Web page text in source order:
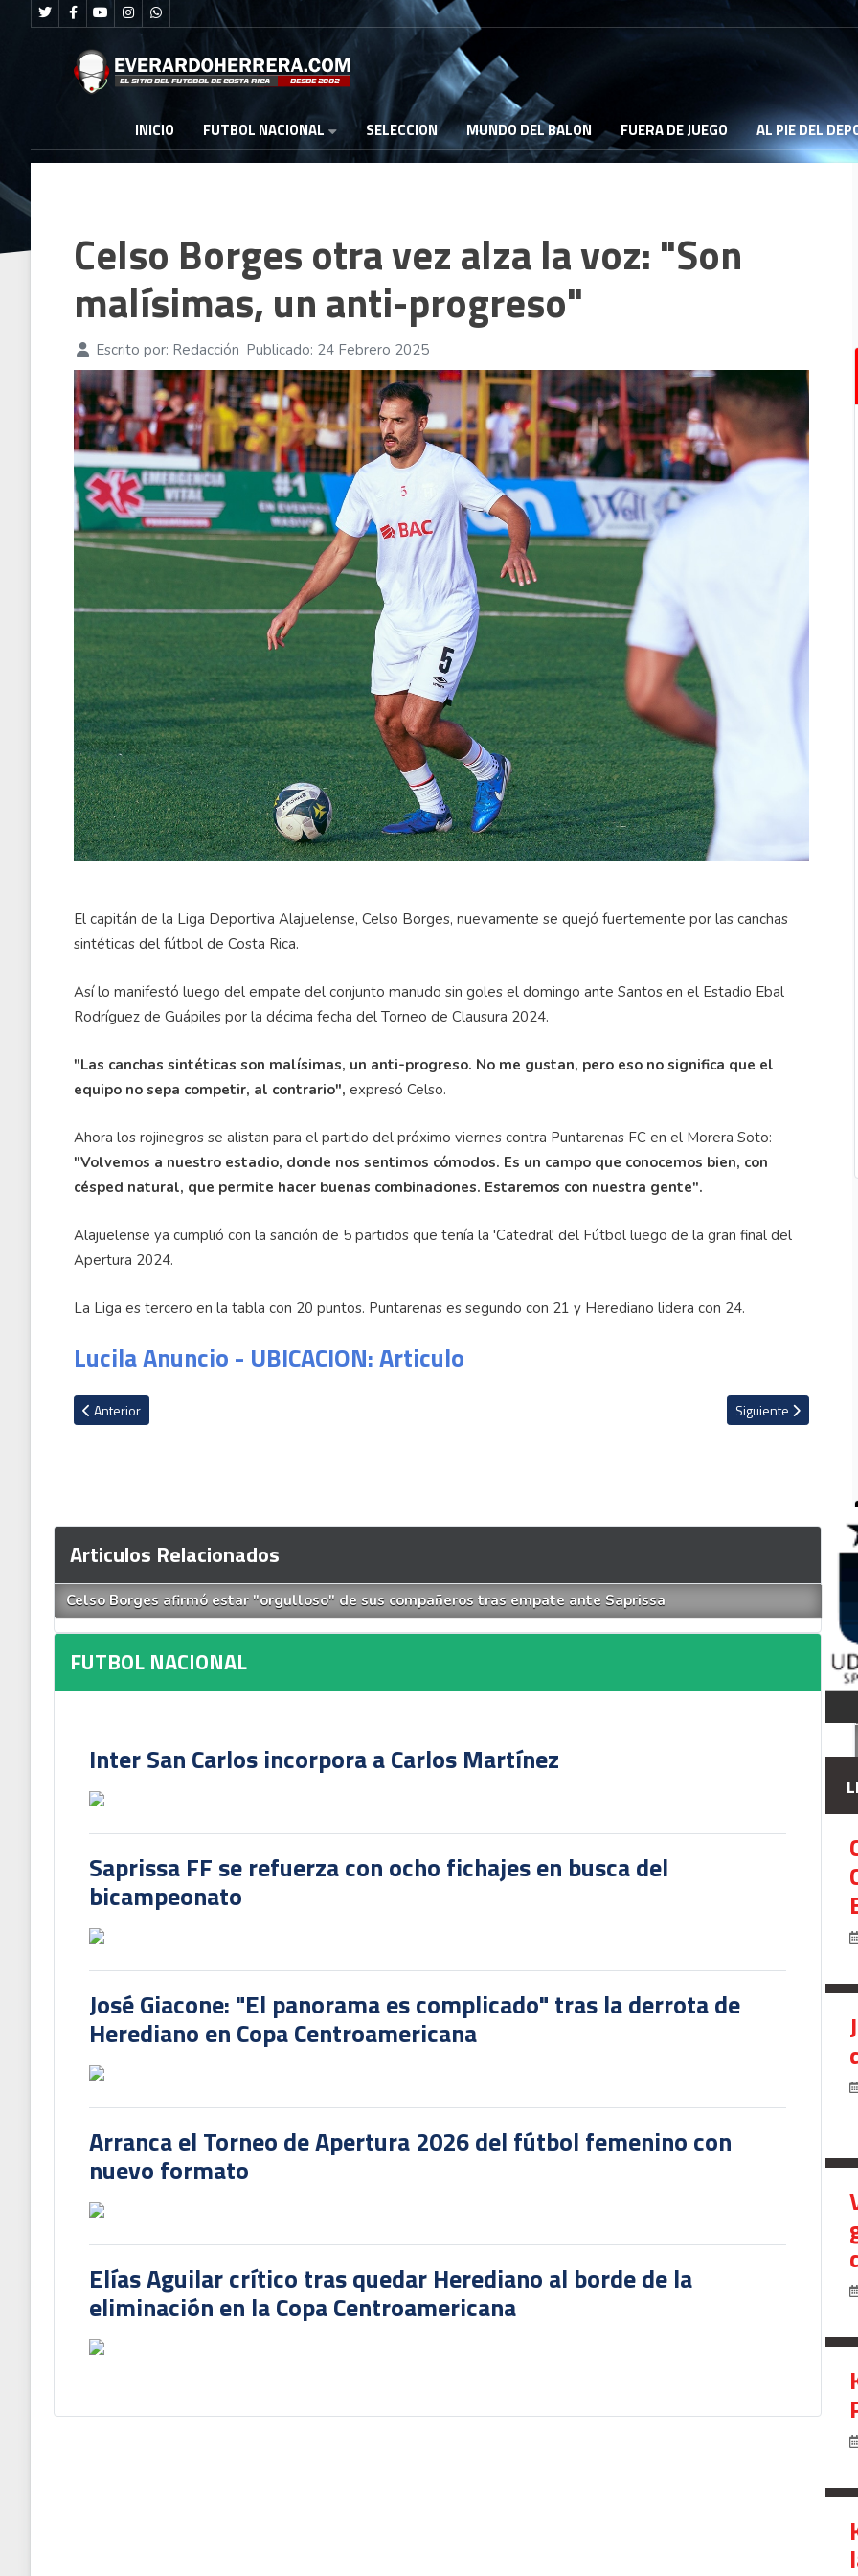
INICIO FUTBOL NACIONAL SELECCION MUNDO DEL BALON FUERA DE JUEGO AL PIE DEL
Celso Borges otra vez alza la voz: "Son
malísimas, un anti-progreso"
Escrito por: Redacción Publicado: 24 Febrero 2025
El capitán de la Liga Deportiva Alajuelense, Celso Borges, nuevamente se quejó fuertemente por las canchas
sintéticas del fútbol de Costa Rica.
Así lo manifestó luego del empate del conjunto manudo sin goles el domingo ante Santos en el Estadio Ebal
Rodríguez de Guápiles por la décima fecha del Torneo de Clausura 2024.
"Las canchas sintéticas son malísimas, un anti-progreso. No me gustan, pero eso no significa que el
equipo no sepa competir, al contrario", expresó Celso.
Ahora los rojinegros se alistan para el partido del próximo viernes contra Puntarenas FC en el Morera Soto:
"Volvemos a nuestro estadio, donde nos sentimos cómodos. Es un campo que conocemos bien, con
césped natural, que permite hacer buenas combinaciones. Estaremos con nuestra gente".
Alajuelense ya cumplió con la sanción de 5 partidos que tenía la 'Catedral' del Fútbol luego de la gran final del
Apertura 2024.
La Liga es tercero en la tabla con 20 puntos. Puntarenas es segundo con 21 y Herediano lidera con 24.
Lucila Anuncio - UBICACION: Articulo
Artículo anterior: Herediano pone rumbo a Estados Unidos para juego ante el Real Salt Lake
Anterior Artículo siguiente:
Siguiente
Articulos Relacionados
Celso Borges afirmó estar "orgulloso" de sus compañeros tras empate ante Saprissa
FUTBOL NACIONAL
Inter San Carlos incorpora a Carlos Martínez
Saprissa FF se refuerza con ocho fichajes en busca del
bicampeonato
José Giacone: "El panorama es complicado" tras la derrota de
Herediano en Copa Centroamericana
Arranca el Torneo de Apertura 2026 del fútbol femenino con
nuevo formato
Elías Aguilar crítico tras quedar Herediano al borde de la
eliminación en la Copa Centroamericana